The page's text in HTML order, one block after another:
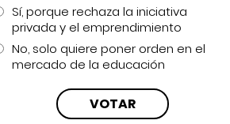
Sí, porque rechaza la iniciativa
privada y el emprendimiento
No, solo quiere poner orden en el
mercado de la educación